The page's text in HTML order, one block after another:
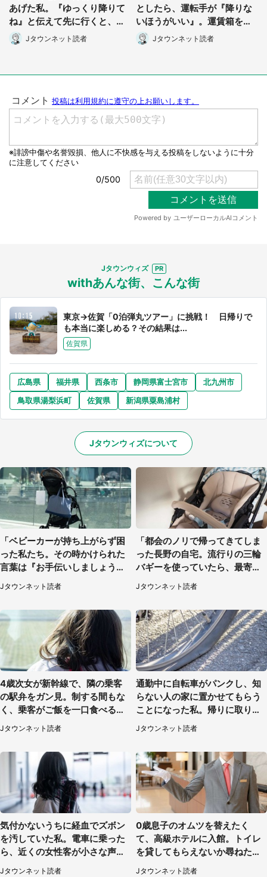
あげた私。『ゆっくり降りて
ね』と伝えて先に行くと、横
から知らないおばちゃんが
『あんた...』」（大阪府・50
Jタウンネット読者
としたら、運転手が『降りな
いほうがいい』。運賃箱を塞
いでまで止めてきて...」（神
奈川県・60代男性）
Jタウンネット読者
Jタウンウィズ
withあんな街、こんな街
東京→佐賀「0泊弾丸ツアー」に挑戦！ 日帰りで
も本当に楽しめる？その結果は...
佐賀県
広島県 福井県 西条市 静岡県富士宮市
北九州市
鳥取県湯梨浜町
佐賀県 新潟県粟島浦村
Jタウンウィズについて
「ベビーカーが持ち上がらず困
った私たち。その時かけられた
言葉は『お手伝いしましょう
か』ではなくて」
Jタウンネット読者
「都会のノリで帰ってきてしま
った長野の自宅。流行りの三輪
バギーを使っていたら、最寄り
駅で...」（40代女性）
Jタウンネット読者
4歳次女が新幹線で、隣の乗客
の駅弁をガン見。制する間もな
く、乗客がご飯を一口食べると
（茨城県・50代女性）
Jタウンネット読者
通勤中に自転車がパンクし、知
らない人の家に置かせてもらう
ことになった私。帰りに取りに
行くと、なんと...（東京都・40
代女性）
Jタウンネット読者
気付かないうちに経血でズボン
を汚していた私。電車に乗った
ら、近くの女性客が小さな声で
（千葉県・10代女性）
Jタウンネット読者
0歳息子のオムツを替えたく
て、高級ホテルに入館。トイレ
を貸してもらえないか尋ねたら
→神対応に感動
Jタウンネット読者